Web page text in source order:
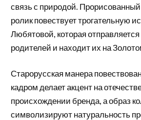
связь с природой.
ролик повествует трогательную
Любятовой, которая
родителей и находит их на
Старорусская манера
кадром делает акцент на
происхождении бренда, а образ
символизируют натуральность